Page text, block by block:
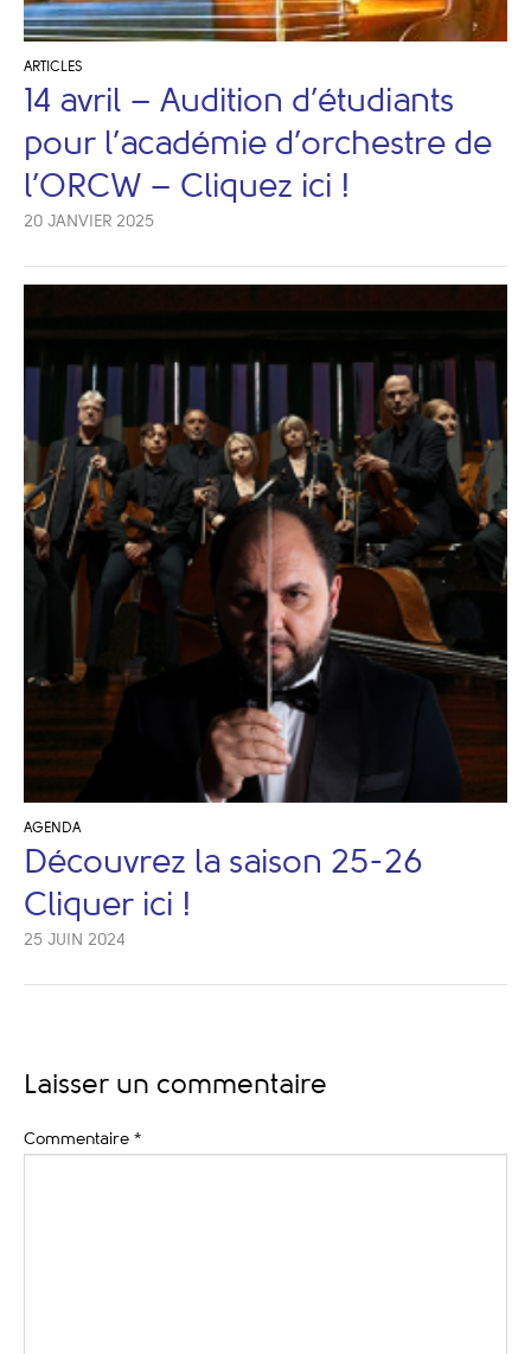
ARTICLES
14 avril – Audition d’étudiants
pour l’académie d’orchestre de
l’ORCW – Cliquez ici !
20 JANVIER 2025
AGENDA
Découvrez la saison 25-26
Cliquer ici !
25 JUIN 2024
Laisser un commentaire
Commentaire *